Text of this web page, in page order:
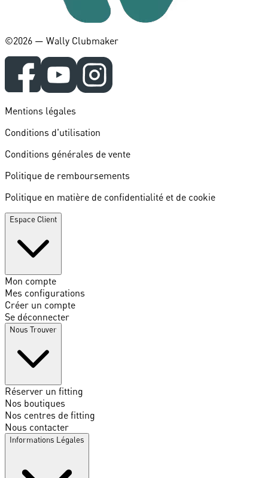
©️2026 — Wally Clubmaker
Mentions légales
Conditions d'utilisation
Conditions générales de vente
Politique de remboursements
Politique en matière de confidentialité et de cookie
Espace Client
Mon compte
Mes configurations
Créer un compte
Se déconnecter
Nous Trouver
Réserver un fitting
Nos boutiques
Nos centres de fitting
Nous contacter
Informations Légales